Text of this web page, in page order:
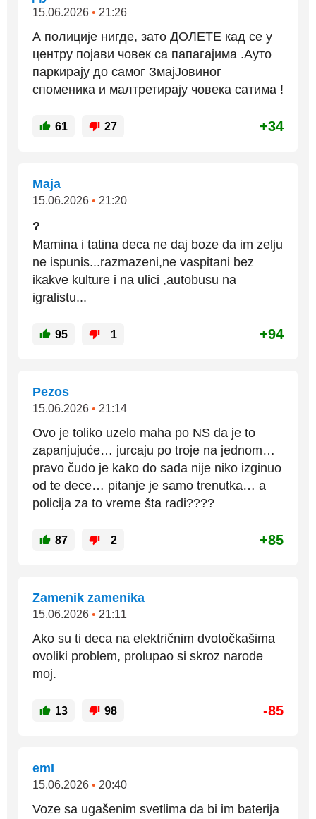
15.06.2026 • 21:26
А полиције нигде, зато ДОЛЕТЕ кад се у
центру појави човек са папагајима .Ауто
паркирају до самог ЗмајЈовиног
споменика и малтретирају човека сатима !
61 27 +34
Maja
15.06.2026 • 21:20
?
Mamina i tatina deca ne daj boze da im zelju
ne ispunis...razmazeni,ne vaspitani bez
ikakve kulture i na ulici ,autobusu na
igralistu...
95 1 +94
Pezos
15.06.2026 • 21:14
Ovo je toliko uzelo maha po NS da je to
zapanjujuće… jurcaju po troje na jednom…
pravo čudo je kako do sada nije niko izginuo
od te dece… pitanje je samo trenutka… a
policija za to vreme šta radi????
87 2 +85
Zamenik zamenika
15.06.2026 • 21:11
Ako su ti deca na električnim dvotočkašima
ovoliki problem, prolupao si skroz narode
moj.
13 98 -85
emI
15.06.2026 • 20:40
Voze sa ugašenim svetlima da bi im baterija